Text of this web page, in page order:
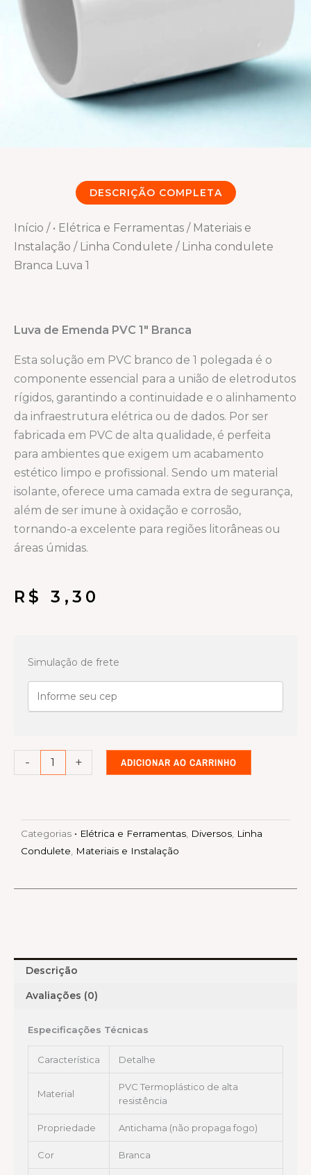
DESCRIÇÃO COMPLETA
Início / • Elétrica e Ferramentas / Materiais e
Instalação / Linha Condulete / Linha condulete
Branca Luva 1
Luva de Emenda PVC 1″ Branca
Esta solução em PVC branco de 1 polegada é o
componente essencial para a união de eletrodutos
rígidos, garantindo a continuidade e o alinhamento
da infraestrutura elétrica ou de dados. Por ser
fabricada em PVC de alta qualidade, é perfeita
para ambientes que exigem um acabamento
estético limpo e profissional. Sendo um material
isolante, oferece uma camada extra de segurança,
além de ser imune à oxidação e corrosão,
tornando-a excelente para regiões litorâneas ou
áreas úmidas.
R$ 3,30
Simulação de frete
- + ADICIONAR AO CARRINHO
Categorias • Elétrica e Ferramentas Diversos Linha
Condulete
Materiais e Instalação
Descrição
Avaliações (0)
Especificações Técnicas
Característica Detalhe
Material
PVC Termoplástico de alta
resistência
Propriedade Antichama (não propaga fogo)
Cor Branca